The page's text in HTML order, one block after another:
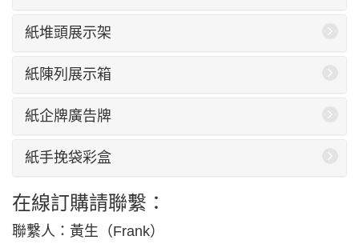
紙堆頭展示架
紙陳列展示箱
紙企牌廣告牌
紙手挽袋彩盒
在線訂購請聯繫：
聯繫人：黃生（Frank）